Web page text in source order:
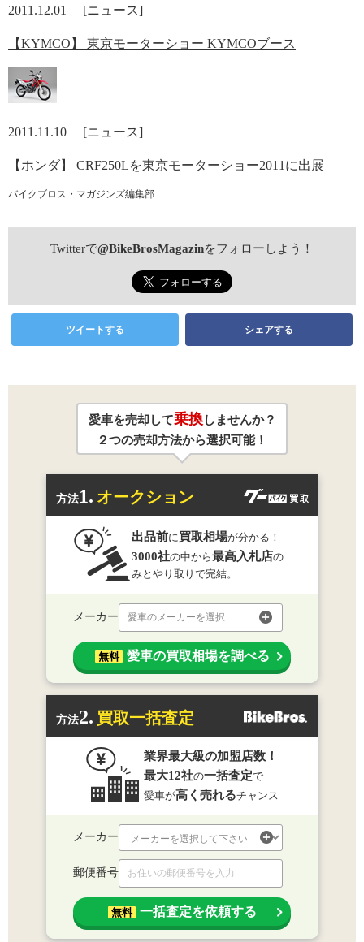
2011.12.01 [ニュース]
【KYMCO】 東京モーターショー KYMCOブース
2011.11.10 [ニュース]
【ホンダ】 CRF250Lを東京モーターショー2011に出展
バイクブロス・マガジンズ編集部
Twitterで@BikeBrosMagazinをフォローしよう！
ツイートする シェアする
愛車を売却して乗換しませんか？
２つの売却方法から選択可能！
方法1. オークション
出品前に 買取相場が分かる！
3000社の中から最高入札店の
みとやり取りで完結。
メーカー 愛車のメーカーを選択
無料 愛車の買取相場を調べる
方法2. 買取一括査定
業界最大級の加盟店数！
最大12社の一括査定で
愛車が高く売れるチャンス
メーカー
郵便番号
無料 一括査定を依頼する